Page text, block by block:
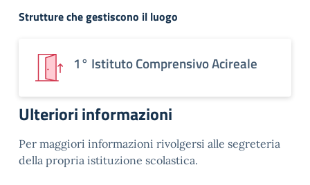
Strutture che gestiscono il luogo
1° Istituto Comprensivo Acireale
Ulteriori informazioni
Per maggiori informazioni rivolgersi alle segreteria
della propria istituzione scolastica.